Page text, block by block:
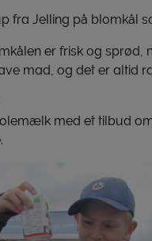
fra Jelling på blomkål
er frisk og
mad, og det er altid
med et tilbud